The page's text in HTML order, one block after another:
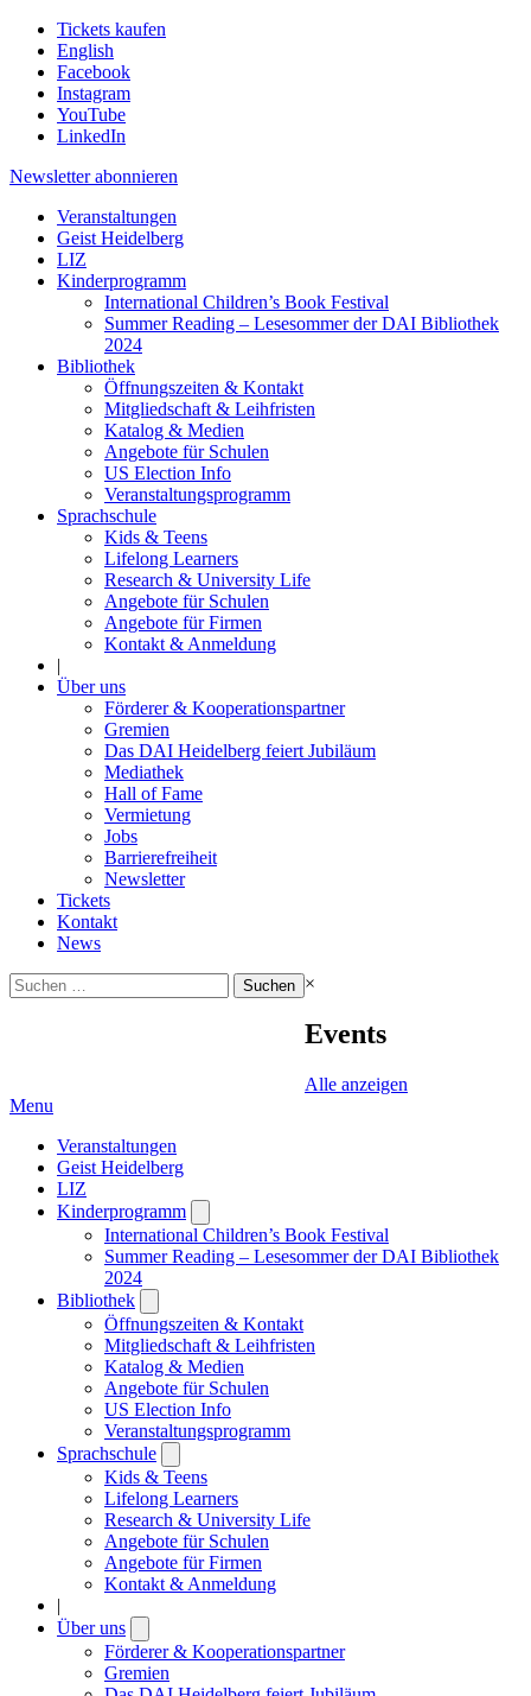
Tickets kaufen
English
Facebook
Instagram
YouTube
LinkedIn
Newsletter abonnieren
Veranstaltungen
Geist Heidelberg
LIZ
Kinderprogramm
International Children’s Book Festival
Summer Reading – Lesesommer der DAI Bibliothek
2024
Bibliothek
Öffnungszeiten & Kontakt
Mitgliedschaft & Leihfristen
Katalog & Medien
Angebote für Schulen
US Election Info
Veranstaltungsprogramm
Sprachschule
Kids & Teens
Lifelong Learners
Research & University Life
Angebote für Schulen
Angebote für Firmen
Kontakt & Anmeldung
|
Über uns
Förderer & Kooperationspartner
Gremien
Das DAI Heidelberg feiert Jubiläum
Mediathek
Hall of Fame
Vermietung
Jobs
Barrierefreiheit
Newsletter
Tickets
Kontakt
News
Suchen
nach:
×
Events
Alle anzeigen
Menu
Veranstaltungen
Geist Heidelberg
LIZ
Kinderprogramm
submenu
International Children’s Book Festival
Summer Reading – Lesesommer der DAI Bibliothek
2024
Bibliothek
submenu
Öffnungszeiten & Kontakt
Mitgliedschaft & Leihfristen
Katalog & Medien
Angebote für Schulen
US Election Info
Veranstaltungsprogramm
Sprachschule
submenu
Kids & Teens
Lifelong Learners
Research & University Life
Angebote für Schulen
Angebote für Firmen
Kontakt & Anmeldung
|
Über uns
submenu
Förderer & Kooperationspartner
Gremien